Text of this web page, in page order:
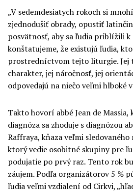
„V sedemdesiatych rokoch si
zjednodušiť obrady, opustiť
posvätnosť, aby sa ľudia priblížili k
konštatujeme, že existujú ľudia,
prostredníctvom tejto liturgie. Jej
charakter, jej náročnosť, jej
odpovedajú na niečo veľmi hlboké
Takto hovorí abbé Jean de Massia,
diagnóza sa zhoduje s diagnózou
Raffraya, kňaza veľmi sledovaného
ktorý vedie osobitné skupiny pre
podujatie po prvý raz. Tento rok
záujem. Podľa organizátorov 5 %
ľudia veľmi vzdialení od Cirkvi,